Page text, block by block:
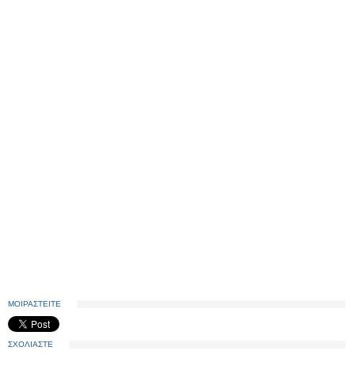
ΜΟΙΡΑΣΤΕΙΤΕ
ΣΧΟΛΙΑΣΤΕ